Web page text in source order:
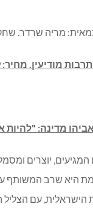
מדינה: "להיות
יוצרים
היא שרב המשותף
הישראלית, עם